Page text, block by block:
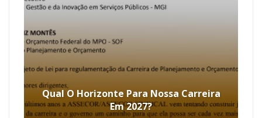
Qual O Horizonte Para Nossa Carreira
Em 2027?